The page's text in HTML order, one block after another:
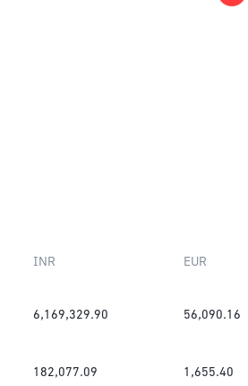
INR EUR
6,169,329.90 56,090.16
182,077.09 1,655.40